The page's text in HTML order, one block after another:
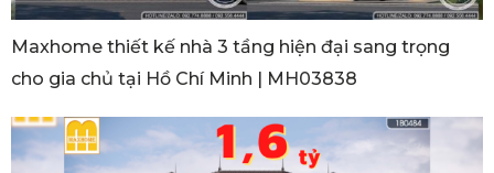
Maxhome thiết kế nhà 3 tầng hiện đại sang trọng
cho gia chủ tại Hồ Chí Minh | MH03838